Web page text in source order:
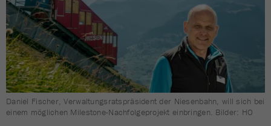
Daniel Fischer, Verwaltungsratspräsident der Niesenbahn, will sich bei
einem möglichen Milestone-Nachfolgeprojekt einbringen. Bilder: HO